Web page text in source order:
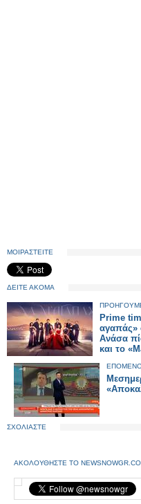
ΜΟΙΡΑΣΤΕΙΤΕ
ΔΕΙΤΕ ΑΚΟΜΑ
Prime
αγαπάς»
Ανάσα
και το
ΣΧΟΛΙΑΣΤΕ
ΑΚΟΛΟΥΘΗΣΤΕ ΤΟ